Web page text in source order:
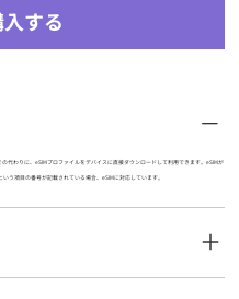
する
代わりに、eSIMプロファイルをデバイスに直接ダウンロードして利用できます。eSIMが
う項目の番号が記載されている場合、eSIMに対応しています。